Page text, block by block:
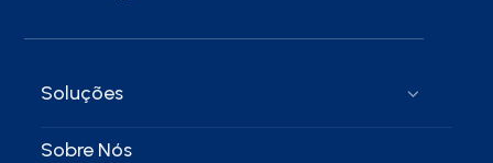
Soluções
Sobre Nós